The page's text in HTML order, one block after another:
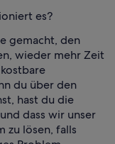
es?
gemacht, den
wieder mehr Zeit
du über den
hast du die
dass wir unser
zu lösen, falls